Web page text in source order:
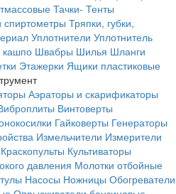
Тачки- Тенты
Тряпки, губки,
Уплотнители Уплотнитель
кашпо Швабры Шилья Шланги
Этажерки Ящики пластиковые
Аэраторы и скарификаторы
Винтоверты
Гайковерты Генераторы
Измельчители Измерители
Краскопульты Культиваторы
давления Молотки отбойные
Насосы Ножницы Обогреватели